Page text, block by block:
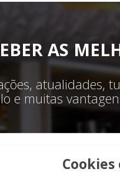
AS
atualidades,
e muitas